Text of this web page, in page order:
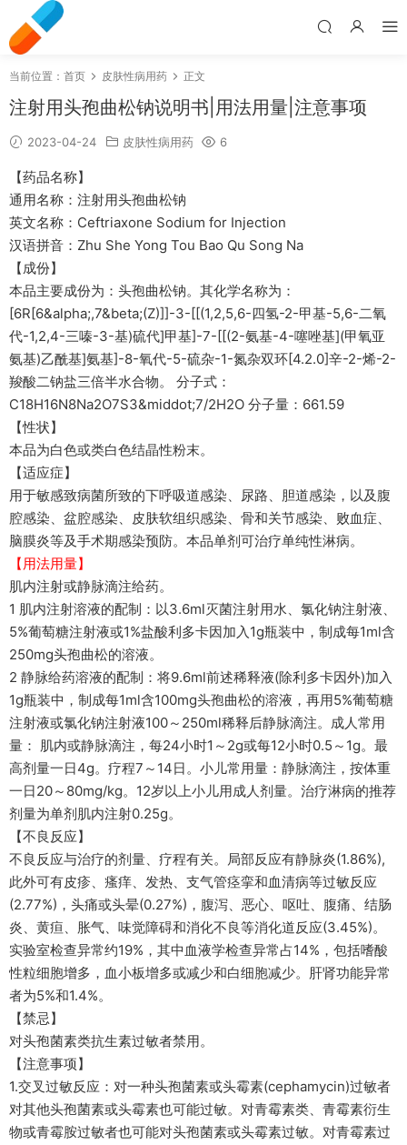
当前位置： 首页 皮肤性病用药 正文
注射用头孢曲松钠说明书|用法用量|注意事项
2023-04-24 皮肤性病用药 6
【药品名称】
通用名称：注射用头孢曲松钠
英文名称：Ceftriaxone Sodium for Injection
汉语拼音：Zhu She Yong Tou Bao Qu Song Na
【成份】
本品主要成份为：头孢曲松钠。其化学名称为：
[6R[6&alpha;,7&beta;(Z)]]-3-[[(1,2,5,6-四氢-2-甲基-5,6-二氧
代-1,2,4-三嗪-3-基)硫代]甲基]-7-[[(2-氨基-4-噻唑基](甲氧亚
氨基)乙酰基]氨基]-8-氧代-5-硫杂-1-氮杂双环[4.2.0]辛-2-烯-2-
羧酸二钠盐三倍半水合物。 分子式：
C18H16N8Na2O7S3&middot;7/2H2O 分子量：661.59
【性状】
本品为白色或类白色结晶性粉末。
【适应症】
用于敏感致病菌所致的下呼吸道感染、尿路、胆道感染，以及腹
腔感染、盆腔感染、皮肤软组织感染、骨和关节感染、败血症、
脑膜炎等及手术期感染预防。本品单剂可治疗单纯性淋病。
【用法用量】
肌内注射或静脉滴注给药。
1 肌内注射溶液的配制：以3.6ml灭菌注射用水、氯化钠注射液、
5%葡萄糖注射液或1%盐酸利多卡因加入1g瓶装中，制成每1ml含
250mg头孢曲松的溶液。
2 静脉给药溶液的配制：将9.6ml前述稀释液(除利多卡因外)加入
1g瓶装中，制成每1ml含100mg头孢曲松的溶液，再用5%葡萄糖
注射液或氯化钠注射液100～250ml稀释后静脉滴注。成人常用
量： 肌内或静脉滴注，每24小时1～2g或每12小时0.5～1g。最
高剂量一日4g。疗程7～14日。小儿常用量：静脉滴注，按体重
一日20～80mg/kg。12岁以上小儿用成人剂量。治疗淋病的推荐
剂量为单剂肌内注射0.25g。
【不良反应】
不良反应与治疗的剂量、疗程有关。局部反应有静脉炎(1.86%),
此外可有皮疹、瘙痒、发热、支气管痉挛和血清病等过敏反应
(2.77%)，头痛或头晕(0.27%)，腹泻、恶心、呕吐、腹痛、结肠
炎、黄疸、胀气、味觉障碍和消化不良等消化道反应(3.45%)。
实验室检查异常约19%，其中血液学检查异常占14%，包括嗜酸
性粒细胞增多，血小板增多或减少和白细胞减少。肝肾功能异常
者为5%和1.4%。
【禁忌】
对头孢菌素类抗生素过敏者禁用。
【注意事项】
1.交叉过敏反应：对一种头孢菌素或头霉素(cephamycin)过敏者
对其他头孢菌素或头霉素也可能过敏。对青霉素类、青霉素衍生
物或青霉胺过敏者也可能对头孢菌素或头霉素过敏。对青霉素过